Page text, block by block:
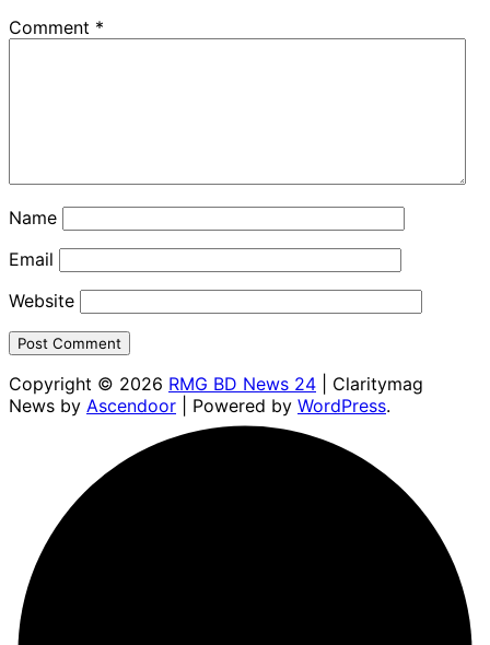
Comment *
Name
Email
Website
Copyright © 2026 RMG BD News 24 | Claritymag
News by Ascendoor | Powered by WordPress.